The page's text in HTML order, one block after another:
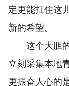
定更能扛住这
新的希望。
这个大胆的
立刻采集本地
更振奋人心的